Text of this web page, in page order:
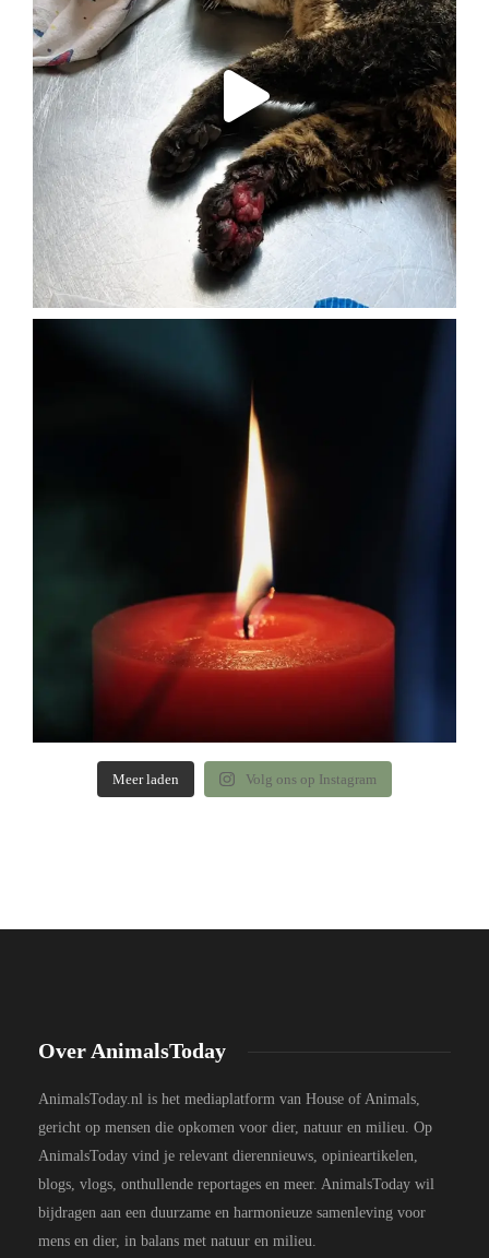
Meer laden Volg ons op Instagram
Over AnimalsToday
AnimalsToday.nl is het mediaplatform van House of Animals,
gericht op mensen die opkomen voor dier, natuur en milieu. Op
AnimalsToday vind je relevant dierennieuws, opinieartikelen,
blogs, vlogs, onthullende reportages en meer. AnimalsToday wil
bijdragen aan een duurzame en harmonieuze samenleving voor
mens en dier, in balans met natuur en milieu.